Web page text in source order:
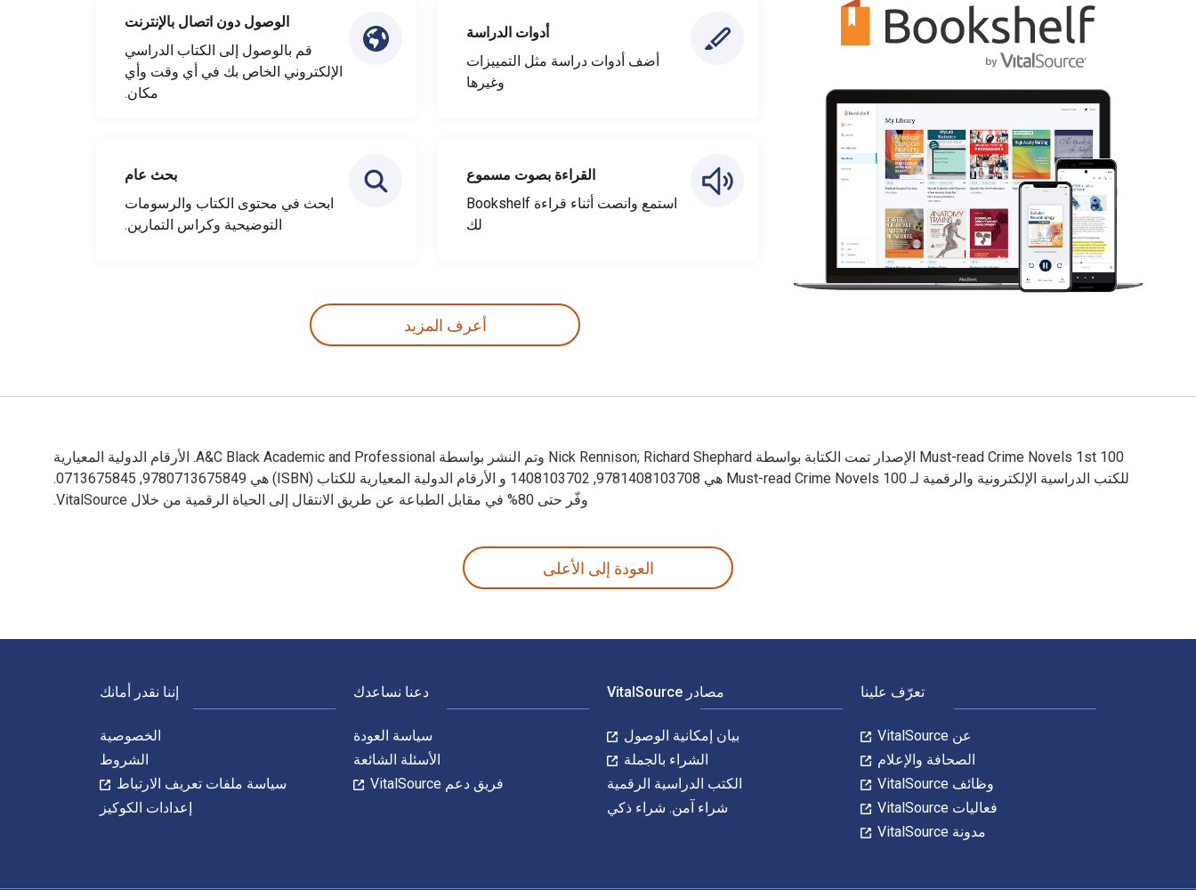
أدوات الدراسة
أضف أدوات دراسة مثل التمييزات
وغيرها
القراءة بصوت مسموع
استمع وانصت أثناء قراءة Bookshelf
لك
الوصول دون اتصال بالإنترنت
قم بالوصول إلى الكتاب الدراسي
الإلكتروني الخاص بك في أي وقت وأي
مكان.
بحث عام
ابحث في محتوى الكتاب والرسومات
التوضيحية وكراس التمارين.
أعرف المزيد
100 Must-read Crime Novels 1st الإصدار تمت الكتابة بواسطة Nick Rennison; Richard Shephard وتم النشر بواسطة A&C Black Academic and Professional. الأرقام الدولية المعيارية
للكتب الدراسية الإلكترونية والرقمية لـ 100 Must-read Crime Novels هي 9781408103708, 1408103702 و الأرقام الدولية المعيارية للكتاب (ISBN) هي 9780713675849, 0713675845.
وفّر حتى 80% في مقابل الطباعة عن طريق الانتقال إلى الحياة الرقمية من خلال VitalSource.
العودة إلى الأعلى
تعرّف علينا
عن VitalSource
الصحافة والإعلام
وظائف VitalSource
فعاليات VitalSource
مدونة VitalSource
مصادر VitalSource
بيان إمكانية الوصول
الشراء بالجملة
الكتب الدراسية الرقمية
شراء آمن. شراء ذكي
دعنا نساعدك
سياسة العودة
الأسئلة الشائعة
فريق دعم VitalSource
إننا نقدر أمانك
الخصوصية
الشروط
سياسة ملفات تعريف الارتباط
إعدادات الكوكيز